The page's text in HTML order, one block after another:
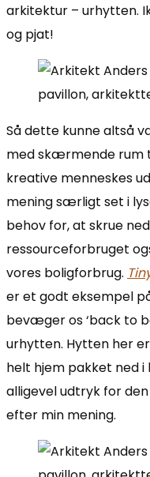
arkitektur – urhytten.
og pjat!
Så dette kunne altså
med skærmende rum
kreative menneskes
mening særligt set i
behov for, at skrue
ressourceforbruget
vores boligforbrug.
er et godt eksempel
bevæger os ‘back to
urhytten. Hytten her
helt hjem pakket ned i
alligevel udtryk for
efter min mening.